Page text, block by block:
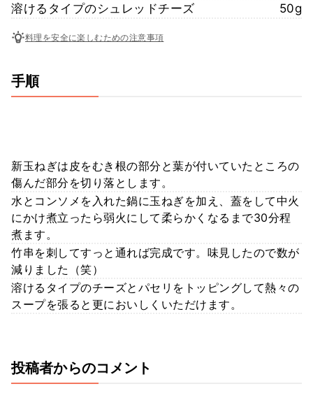
溶けるタイプのシュレッドチーズ
50g
料理を安全に楽しむための注意事項
手順
新玉ねぎは皮をむき根の部分と葉が付いていたところの
傷んだ部分を切り落とします。
水とコンソメを入れた鍋に玉ねぎを加え、蓋をして中火
にかけ煮立ったら弱火にして柔らかくなるまで30分程
煮ます。
竹串を刺してすっと通れば完成です。味見したので数が
減りました（笑）
溶けるタイプのチーズとパセリをトッピングして熱々の
スープを張ると更においしくいただけます。
投稿者からのコメント